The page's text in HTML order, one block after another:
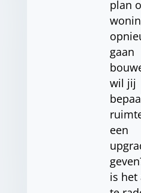
plan
gaan
wil jij
een
is het